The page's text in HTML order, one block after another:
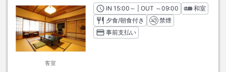
客室
INチェックイン
15:00 ～ | OUT チェックアウト
～09:00
和室
夕食/朝食付き
禁煙
事前支払い